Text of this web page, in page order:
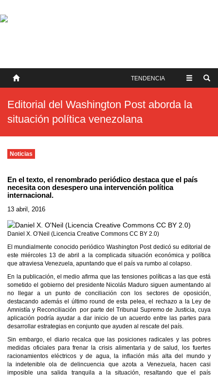
SOBRE NOSOTROS
TENDENCIA
Editorial del Washington Post aborda la
situación política venezolana
Noticias
En el texto, el renombrado periódico destaca que el país
necesita con desespero una intervención política
internacional.
13 abril, 2016
Daniel X. O’Neil (Licencia Creative Commons CC BY 2.0)
El mundialmente conocido periódico Washington Post dedicó su editorial de
este miércoles 13 de abril a la complicada situación económica y política
que atraviesa Venezuela, apuntando que el país va rumbo al colapso.
En la publicación, el medio afirma que las tensiones políticas a las que está
sometido el gobierno del presidente Nicolás Maduro siguen aumentando al
no llegar a un punto de conciliación con los sectores de oposición,
destacando además el último round de esta pelea, el rechazo a la Ley de
Amnistía y Reconciliación por parte del Tribunal Supremo de Justicia, cuya
aplicación podría ayudar a dar inicio de un acuerdo entre las partes para
desarrollar estrategias en conjunto que ayuden al rescate del país.
Sin embargo, el diario recalca que las posiciones radicales y las pobres
medidas oficiales para frenar la crisis alimentaria y de salud, los fuertes
racionamientos eléctricos y de agua, la inflación más alta del mundo y
la indetenible ola de delincuencia que azota a Venezuela, hacen casi
imposible una salida tranquila a la situación, resaltando que el país